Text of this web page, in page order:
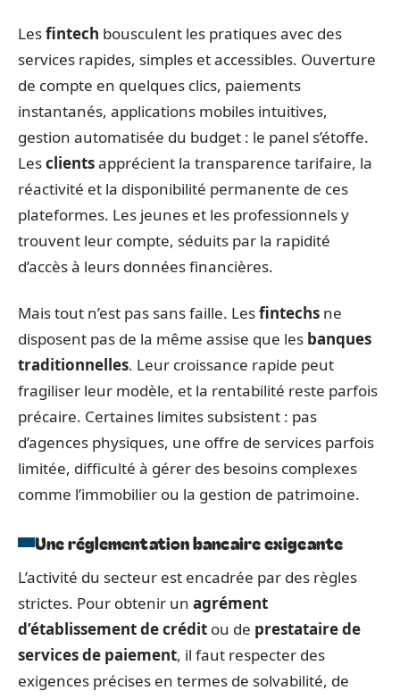
Lesfintech bousculent les pratiques avec des
services rapides, simples et accessibles. Ouverture
de compte en quelques clics, paiements
instantanés, applications mobiles intuitives,
gestion automatisée du budget : le panel s’étoffe.
Lesclientsapprécient la transparence tarifaire, la
réactivité et la disponibilité permanente de ces
plateformes. Les jeunes et les professionnels y
trouvent leur compte, séduits par la rapidité
d’accès à leurs données financières.
Mais tout n’est pas sans faille. Lesfintechs ne
disposent pas de la même assise que les banques
traditionnelles. Leur croissance rapide peut
fragiliser leur modèle, et la rentabilité reste parfois
précaire. Certaines limites subsistent : pas
d’agences physiques, une offre de services parfois
limitée, difficulté à gérer des besoins complexes
comme l’immobilier ou la gestion de patrimoine.
Une réglementation bancaire exigeante
L’activité du secteur est encadrée par des règles
strictes. Pour obtenir un agrément
d’établissement de crédit ou de prestataire de
services de paiement, il faut respecter des
exigences précises en termes de solvabilité, de